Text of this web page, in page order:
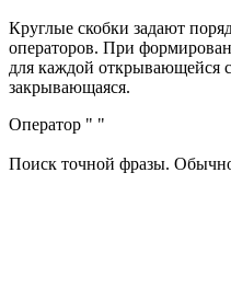
Круглые скобки задают
операторов. При
для каждой открывающейся
закрывающаяся.
Оператор " "
Поиск точной фразы. Обычно